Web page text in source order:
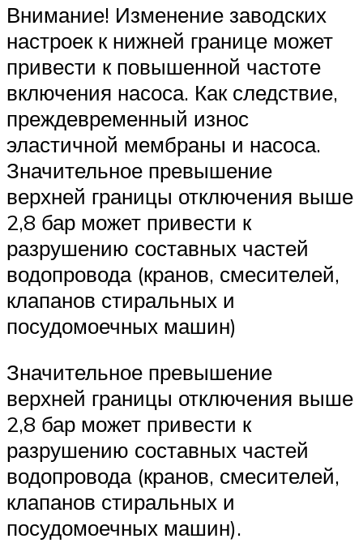
Внимание! Изменение заводских
настроек к нижней границе может
привести к повышенной частоте
включения насоса. Как следствие,
преждевременный износ
эластичной мембраны и насоса.
Значительное превышение
верхней границы отключения выше
2,8 бар может привести к
разрушению составных частей
водопровода (кранов, смесителей,
клапанов стиральных и
посудомоечных машин)
Значительное превышение
верхней границы отключения выше
2,8 бар может привести к
разрушению составных частей
водопровода (кранов, смесителей,
клапанов стиральных и
посудомоечных машин).